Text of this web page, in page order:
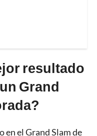
resultado
Grand
en el Grand Slam de